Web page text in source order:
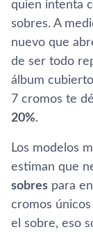
quien intenta
sobres. A
nuevo que
de ser todo
álbum
7 cromos te
20%.
Los modelos
estiman que
sobres para
cromos
el sobre, eso